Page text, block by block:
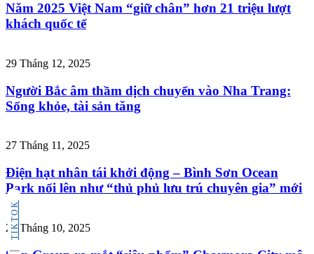
TIKTOK
Năm 2025 Việt Nam “giữ chân” hơn 21 triệu lượt
khách quốc tế
29 Tháng 12, 2025
Người Bắc âm thầm dịch chuyển vào Nha Trang:
Sống khỏe, tài sản tăng
27 Tháng 11, 2025
Điện hạt nhân tái khởi động – Bình Sơn Ocean
Park nổi lên như “thủ phủ lưu trú chuyên gia” mới
29 Tháng 10, 2025